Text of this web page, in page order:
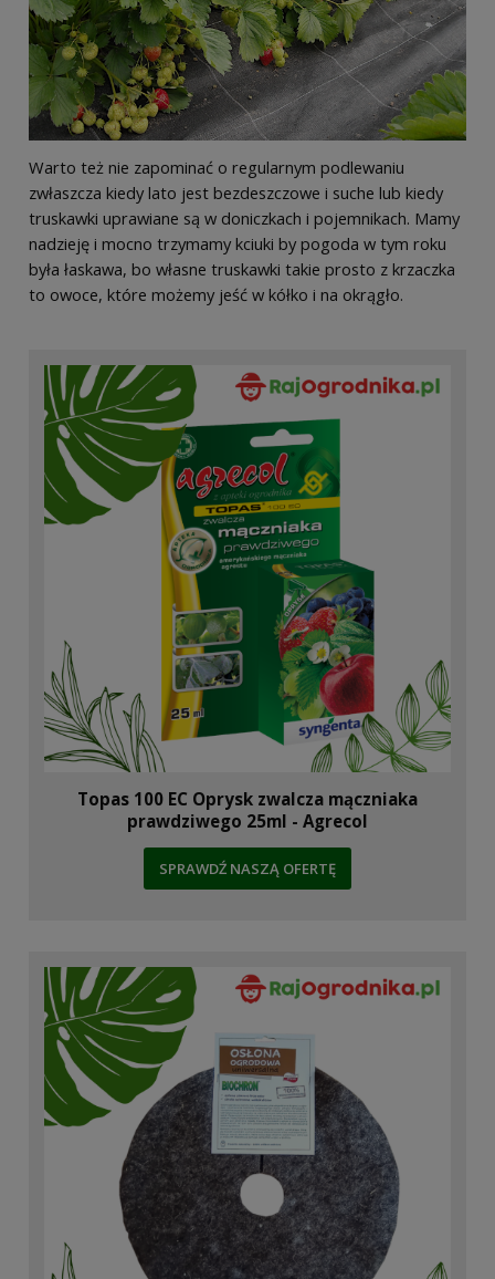
Warto też nie zapominać o regularnym podlewaniu
zwłaszcza kiedy lato jest bezdeszczowe i suche lub kiedy
truskawki uprawiane są w doniczkach i pojemnikach. Mamy
nadzieję i mocno trzymamy kciuki by pogoda w tym roku
była łaskawa, bo własne truskawki takie prosto z krzaczka
to owoce, które możemy jeść w kółko i na okrągło.
Topas 100 EC Oprysk zwalcza mączniaka
prawdziwego 25ml - Agrecol
SPRAWDŹ NASZĄ OFERTĘ